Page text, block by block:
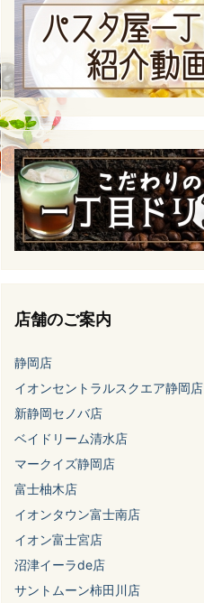
店舗のご案内
静岡店
イオンセントラルスクエア静岡店
新静岡セノバ店
ベイドリーム清水店
マークイズ静岡店
富士柚木店
イオンタウン富士南店
イオン富士宮店
沼津イーラde店
サントムーン柿田川店